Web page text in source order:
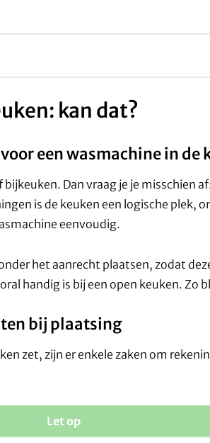
kan dat?
een wasmachine in de
Dan vraag je je misschien
is de keuken een logische plek,
eenvoudig.
het aanrecht plaatsen, zodat
handig is bij een open keuken. Zo
bij plaatsing
zet, zijn er enkele zaken om
Let op